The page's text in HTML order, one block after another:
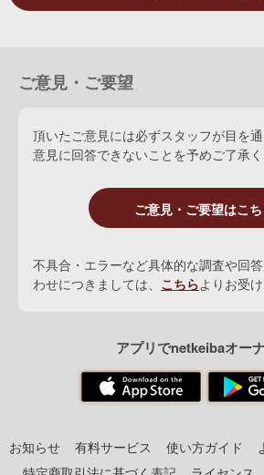
ご意見・ご要望
頂いたご意見には必ずスタッフが目を
意見に回答できないことを予めご了承く
ご意見・ご要望はこ
不具合・エラーなど具体的な調査や回
わせにつきましては、 こちらよりお受
アプリでnetkeibaオー
お知らせ 有料サービス 使い方ガイド